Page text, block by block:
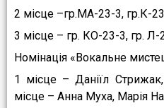
2 місце –гр.МА-
3 місце – гр. КО-23-3, гр. Л-
Номінація «Вокальне
1 місце – Даніїл
місце – Анна Муха, Марія